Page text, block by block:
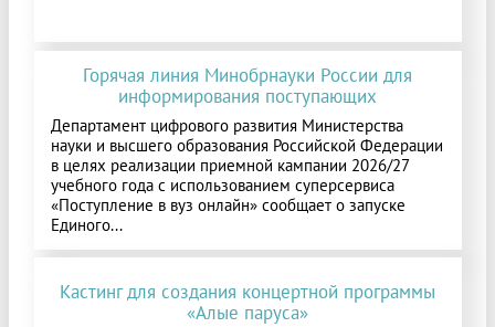
Горячая линия Минобрнауки России для
информирования поступающих
Департамент цифрового развития Министерства
науки и высшего образования Российской Федерации
в целях реализации приемной кампании 2026/27
учебного года с использованием суперсервиса
«Поступление в вуз онлайн» сообщает о запуске
Единого...
Кастинг для создания концертной программы
«Алые паруса»